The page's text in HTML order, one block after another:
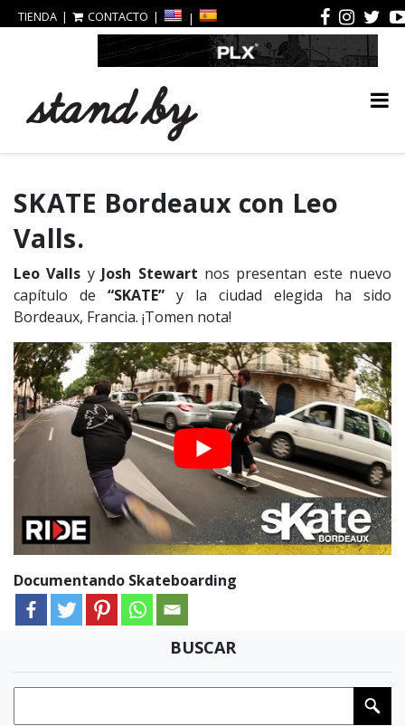
TIENDA CONTACTO
SKATE Bordeaux con Leo
Valls.
Leo Valls y Josh Stewart nos presentan este nuevo
capítulo de “SKATE” y la ciudad elegida ha sido
Bordeaux, Francia. ¡Tomen nota!
Documentando Skateboarding
BUSCAR